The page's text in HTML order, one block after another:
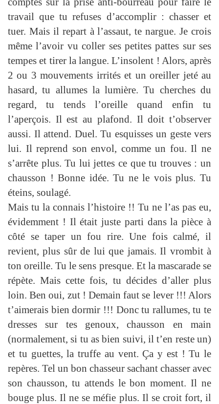
travail que tu refuses d’accomplir : chasser et
tuer. Mais il repart à l’assaut, te nargue. Je crois
même l’avoir vu coller ses petites pattes sur ses
tempes et tirer la langue. L’insolent ! Alors, après
2 ou 3 mouvements irrités et un oreiller jeté au
hasard, tu allumes la lumière. Tu cherches du
regard, tu tends l’oreille quand enfin tu
l’aperçois. Il est au plafond. Il doit t’observer
aussi. Il attend. Duel. Tu esquisses un geste vers
lui. Il reprend son envol, comme un fou. Il ne
s’arrête plus. Tu lui jettes ce que tu trouves : un
chausson ! Bonne idée. Tu ne le vois plus. Tu
éteins, soulagé.
Mais tu la connais l’histoire !! Tu ne l’as pas eu,
évidemment ! Il était juste parti dans la pièce à
côté se taper un fou rire. Une fois calmé, il
revient, plus sûr de lui que jamais. Il vrombit à
ton oreille. Tu le sens presque. Et la mascarade se
répète. Mais cette fois, tu décides d’aller plus
loin. Ben oui, zut ! Demain faut se lever !!! Alors
t’aimerais bien dormir !!! Donc tu rallumes, tu te
dresses sur tes genoux, chausson en main
(normalement, si tu as bien suivi, il t’en reste un)
et tu guettes, la truffe au vent. Ça y est ! Tu le
repères. Tel un bon chasseur sachant chasser avec
son chausson, tu attends le bon moment. Il ne
bouge plus. Il ne se méfie plus. Il se croit fort, il